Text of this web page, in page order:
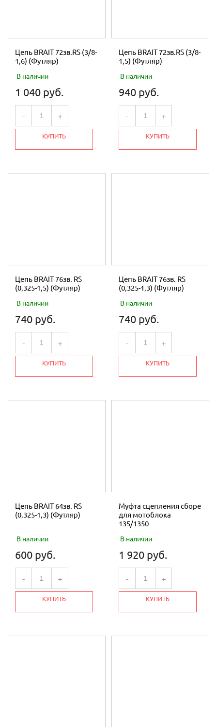
Цепь BRAIT 72зв.RS (3/8-
1,6) (Футляр)
В наличии
1 040 руб.
- +
КУПИТЬ
Цепь BRAIT 72зв.RS (3/8-
1,5) (Футляр)
В наличии
940 руб.
- +
КУПИТЬ
Цепь BRAIT 76зв. RS
(0,325-1,5) (Футляр)
В наличии
740 руб.
- +
КУПИТЬ
Цепь BRAIT 76зв. RS
(0,325-1,3) (Футляр)
В наличии
740 руб.
- +
КУПИТЬ
Цепь BRAIT 64зв. RS
(0,325-1,3) (Футляр)
В наличии
600 руб.
- +
КУПИТЬ
Муфта сцепления сборе
для мотоблока
135/1350
В наличии
1 920 руб.
- +
КУПИТЬ